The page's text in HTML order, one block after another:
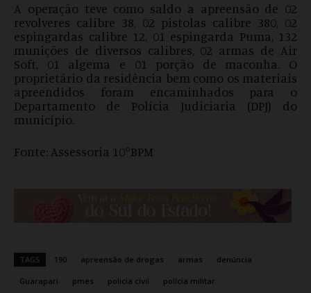
A operação teve como saldo a apreensão de 02
revolveres calibre 38, 02 pistolas calibre 380, 02
espingardas calibre 12, 01 espingarda Puma, 132
munições de diversos calibres, 02 armas de Air
Soft, 01 algema e 01 porção de maconha. O
proprietário da residência bem como os materiais
apreendidos foram encaminhados para o
Departamento de Polícia Judiciaria (DPJ) do
município.
Fonte: Assessoria 10°BPM
TAGS 190 apreensão de drogas armas denúncia
Guarapari pmes policia civil polícia militar